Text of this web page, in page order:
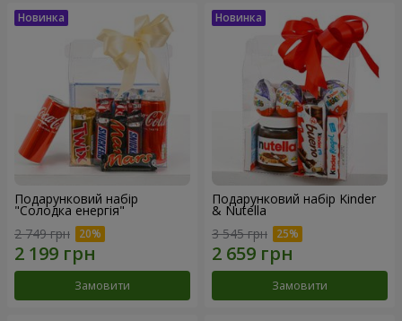
Подарунковий набір
"Солодка енергія"
2 749 грн
Замовити
Подарунковий набір Kinder
& Nutella
3 545 грн
Замовити